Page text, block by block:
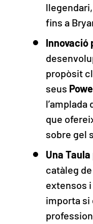
fins a
Innovació
propòsit
seus
que
sobre gel
Una
catàleg
extensos
importa si